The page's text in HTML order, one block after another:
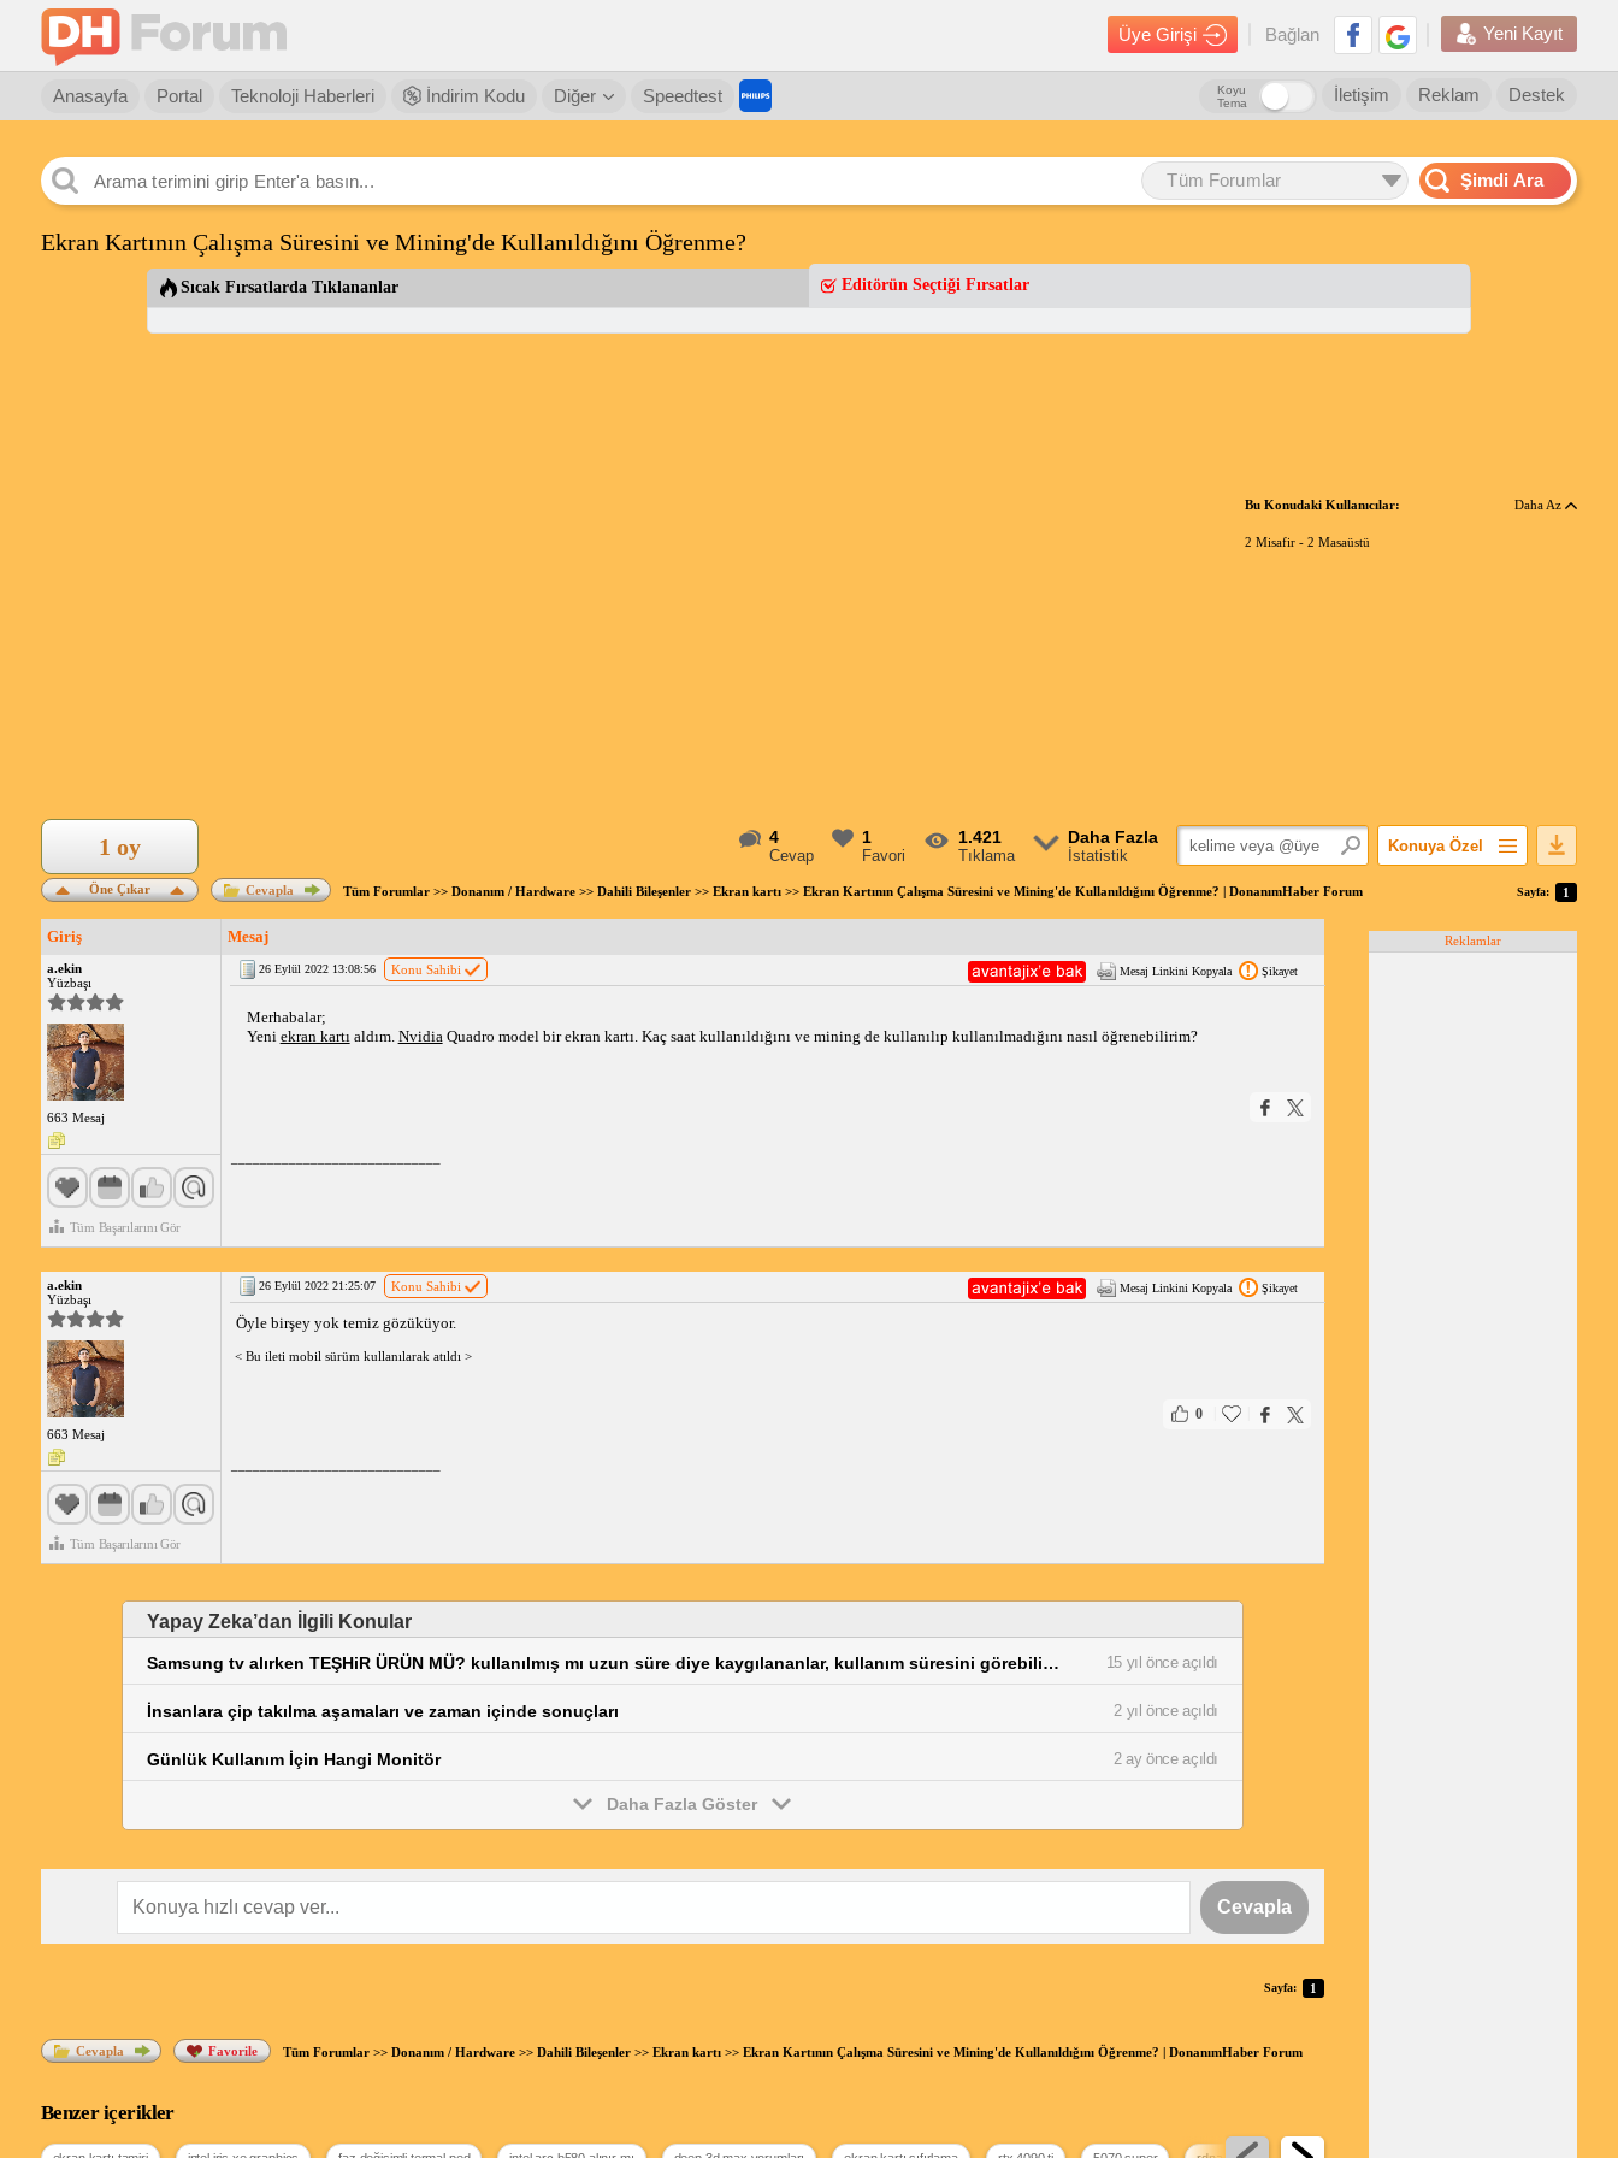
Üye Girişi Bağlan Yeni Kayıt
Anasayfa Portal Teknoloji Haberleri İndirim Kodu Diğer Speedtest Destek
Reklam
İletişim
Koyu
Tema
Tüm Forumlar Şimdi Ara
Ekran Kartının Çalışma Süresini ve Mining'de Kullanıldığını Öğrenme?
Sıcak Fırsatlarda Tıklananlar Editörün Seçtiği Fırsatlar
Bu Konudaki Kullanıcılar: Daha Az
2 Misafir - 2 Masaüstü
4
Cevap
1
Favori
1.421
Tıklama
Daha Fazla
İstatistik
Konuya Özel
Popüler Mesajlar
Öne Çıkar
1 oy
Cevapla Tüm Forumlar>> Donanım / Hardware>> Dahili Bileşenler>> Ekran kartı>> Ekran Kartının Çalışma Süresini ve Mining'de Kullanıldığını Öğrenme? | DonanımHaber Forum Sayfa: 1
Giriş Mesaj
a.ekin
Yüzbaşı
663 Mesaj
Tüm Başarılarını Gör
26 Eylül 2022 13:08:56 Konu Sahibi Mesaj Linkini Kopyala Şikayet
Merhabalar;
Yeni ekran kartı aldım. Nvidia Quadro model bir ekran kartı. Kaç saat kullanıldığını ve mining de kullanılıp kullanılmadığını nasıl öğrenebilirim?
a.ekin
Yüzbaşı
663 Mesaj
Tüm Başarılarını Gör
26 Eylül 2022 21:25:07 Konu Sahibi Mesaj Linkini Kopyala Şikayet
Öyle birşey yok temiz gözüküyor.
< Bu ileti mobil sürüm kullanılarak atıldı >
0
Yapay Zeka’dan İlgili Konular
Samsung tv alırken TEŞHiR ÜRÜN MÜ? kullanılmış mı uzun süre diye kaygılananlar, kullanım süresini görebilirsiniz,menüsünden bu yol ile 15 yıl önce açıldı
İnsanlara çip takılma aşamaları ve zaman içinde sonuçları 2 yıl önce açıldı
Günlük Kullanım İçin Hangi Monitör 2 ay önce açıldı
Daha Fazla Göster
Cevapla
Sayfa: 1
Cevapla Favorile Tüm Forumlar>> Donanım / Hardware>> Dahili Bileşenler>> Ekran kartı>> Ekran Kartının Çalışma Süresini ve Mining'de Kullanıldığını Öğrenme? | DonanımHaber Forum
Benzer içerikler
Reklamlar